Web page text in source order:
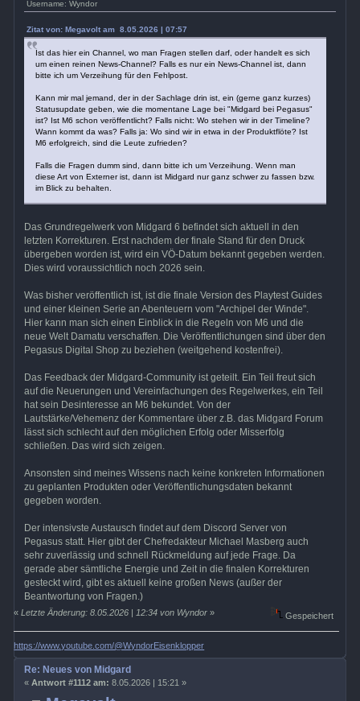
Username: Wyndor
Zitat von: Megavolt am 8.05.2026 | 07:57
Ist das hier ein Channel, wo man Fragen stellen darf, oder handelt es sich
um einen reinen News-Channel? Falls es nur ein News-Channel ist, dann
bitte ich um Verzeihung für den Fehlpost.
Kann mir mal jemand, der in der Sachlage drin ist, ein (gerne ganz kurzes)
Statusupdate geben, wie die momentane Lage bei "Midgard bei Pegasus"
ist? Ist M6 schon veröffentlicht? Falls nicht: Wo stehen wir in der Timeline?
Wann kommt da was? Falls ja: Wo sind wir in etwa in der Produktflöte? Ist
M6 erfolgreich, sind die Leute zufrieden?
Falls die Fragen dumm sind, dann bitte ich um Verzeihung. Wenn man
diese Art von Externer ist, dann ist Midgard nur ganz schwer zu fassen bzw.
im Blick zu behalten.
Das Grundregelwerk von Midgard 6 befindet sich aktuell in den
letzten Korrekturen. Erst nachdem der finale Stand für den Druck
übergeben worden ist, wird ein VÖ-Datum bekannt gegeben werden.
Dies wird voraussichtlich noch 2026 sein.
Was bisher veröffentlich ist, ist die finale Version des Playtest Guides
und einer kleinen Serie an Abenteuern vom "Archipel der Winde".
Hier kann man sich einen Einblick in die Regeln von M6 und die
neue Welt Damatu verschaffen. Die Veröffentlichungen sind über den
Pegasus Digital Shop zu beziehen (weitgehend kostenfrei).
Das Feedback der Midgard-Community ist geteilt. Ein Teil freut sich
auf die Neuerungen und Vereinfachungen des Regelwerkes, ein Teil
hat sein Desinteresse an M6 bekundet. Von der
Lautstärke/Vehemenz der Kommentare über z.B. das Midgard Forum
lässt sich schlecht auf den möglichen Erfolg oder Misserfolg
schließen. Das wird sich zeigen.
Ansonsten sind meines Wissens nach keine konkreten Informationen
zu geplanten Produkten oder Veröffentlichungsdaten bekannt
gegeben worden.
Der intensivste Austausch findet auf dem Discord Server von
Pegasus statt. Hier gibt der Chefredakteur Michael Masberg auch
sehr zuverlässig und schnell Rückmeldung auf jede Frage. Da
gerade aber sämtliche Energie und Zeit in die finalen Korrekturen
gesteckt wird, gibt es aktuell keine großen News (außer der
Beantwortung von Fragen.)
«Letzte Änderung: 8.05.2026 | 12:34 von Wyndor » Gespeichert
https://www.youtube.com/@WyndorEisenklopper
Re: Neues von Midgard
« Antwort #1112 am: 8.05.2026 | 15:21 »